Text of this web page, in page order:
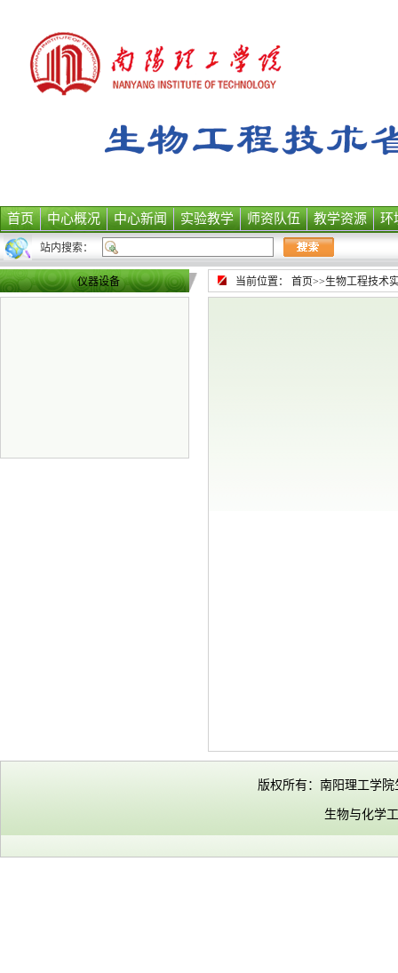
首页 中心概况 中心新闻 实验教学 师资队伍 教学资源 环
站内搜索：
仪器设备 当前位置： 首页>>生物工程技术
版权所有：南阳理工学院
生物与化学